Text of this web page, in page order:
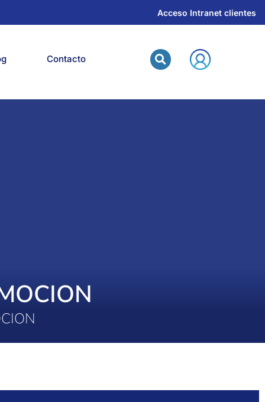
Acceso Intranet clientes
Contacto